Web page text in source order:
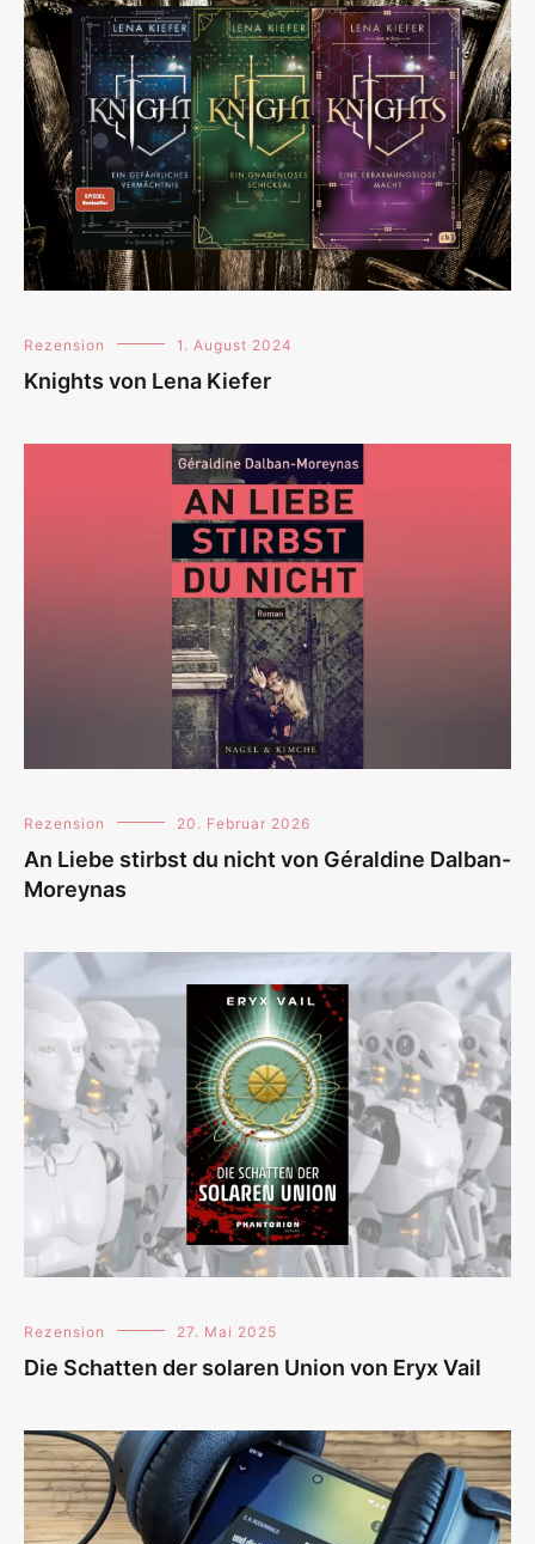
Rezension 1. August 2024
Knights von Lena Kiefer
Rezension 20. Februar 2026
An Liebe stirbst du nicht von Géraldine Dalban-
Moreynas
Rezension 27. Mai 2025
Die Schatten der solaren Union von Eryx Vail